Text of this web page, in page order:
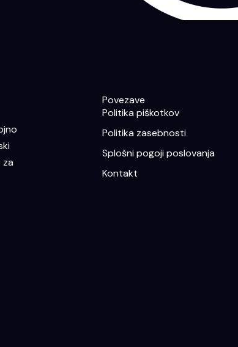
za
Povezave
Politika piškotkov
Politika zasebnosti
Splošni pogoji poslovanja
Kontakt